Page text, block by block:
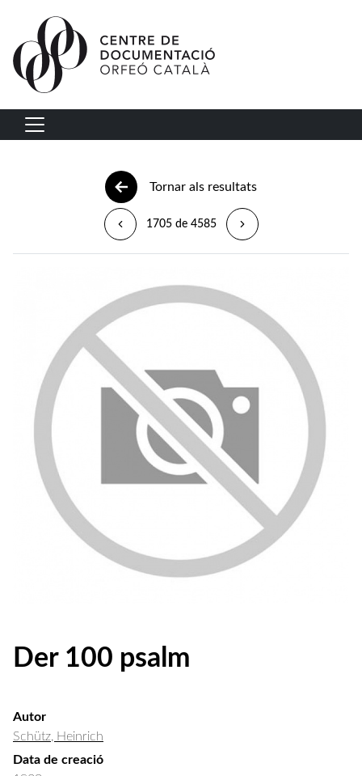
Vés al contingut
Navegació principal
Tornar als resultats
1705 de 4585
Der 100 psalm
Autor
Schütz, Heinrich
Data de creació